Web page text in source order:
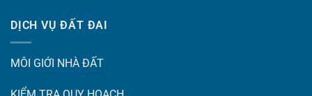
DỊCH VỤ ĐẤT ĐAI
MÔI GIỚI NHÀ ĐẤT